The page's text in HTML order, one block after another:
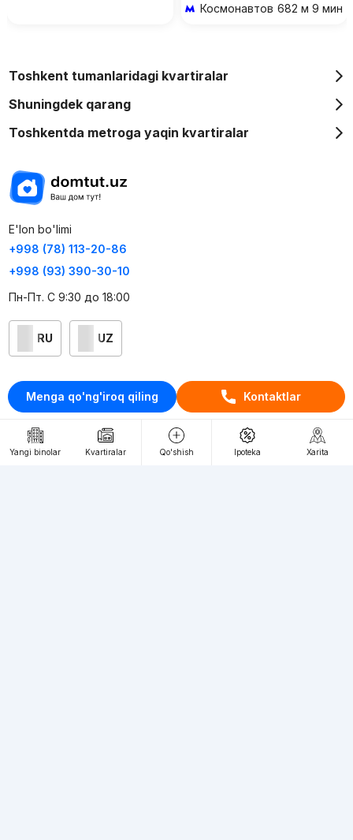
Menga qo'ng'iroq qiling Kontaktlar
Космонавтов 682 м 9 мин
Yangi binolar Kvartiralar Qo'shish Ipoteka Xarita
Toshkent tumanlaridagi kvartiralar
Shuningdek qarang
Toshkentda metroga yaqin kvartiralar
E'lon bo'limi
+998 (78) 113-20-86
+998 (93) 390-30-10
Пн-Пт. С 9:30 до 18:00
RU UZ
Kontaktlar
loyiha haqida
Webnow © loyihasi